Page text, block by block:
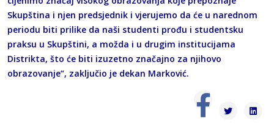
Skupština i njen predsjednik i vjerujemo da će u narednom
periodu biti prilike da naši studenti prođu i studentsku
praksu u Skupštini, a možda i u drugim institucijama
Distrikta, što će biti izuzetno značajno za njihovo
obrazovanje“, zaključio je dekan Marković.